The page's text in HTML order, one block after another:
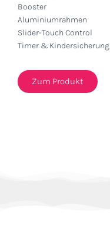
Booster
Aluminiumrahmen
Slider-Touch Control
Timer & Kindersicherung
Zum Produkt